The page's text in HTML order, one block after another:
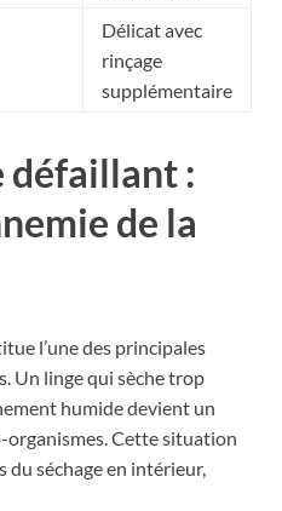
Délicat avec
rinçage
supplémentaire
défaillant :
de la
l’une des principales
Un linge qui sèche trop
humide devient un
Cette situation
séchage en intérieur,